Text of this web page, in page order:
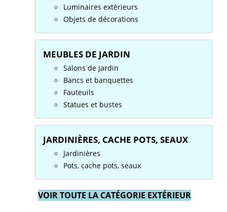
Luminaires extérieurs
Objets de décorations
MEUBLES DE JARDIN
Salons de jardin
Bancs et banquettes
Fauteuils
Statues et bustes
JARDINIÈRES, CACHE POTS, SEAUX
Jardinières
Pots, cache pots, seaux
VOIR TOUTE LA CATÉGORIE EXTÉRIEUR